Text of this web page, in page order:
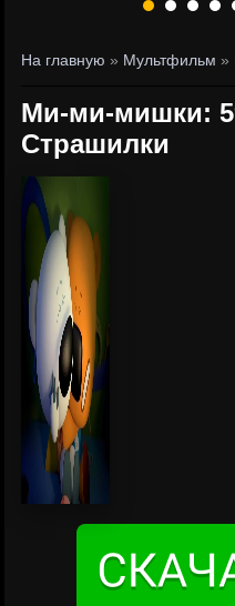
На главную » Мультфильм »
Ми-ми-мишки:
Страшилки